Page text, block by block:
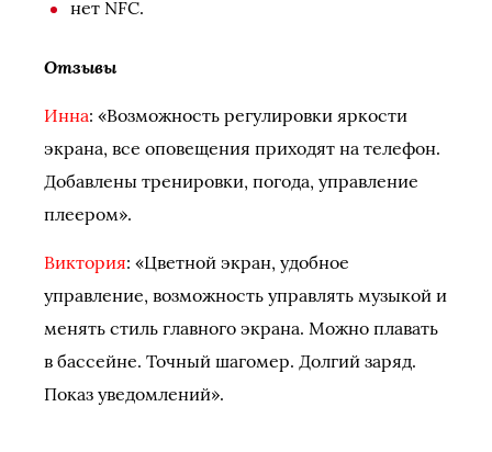
нет NFC.
Отзывы
Инна: «Возможность регулировки яркости
экрана, все оповещения приходят на телефон.
Добавлены тренировки, погода, управление
плеером».
Виктория: «Цветной экран, удобное
управление, возможность управлять музыкой и
менять стиль главного экрана. Можно плавать
в бассейне. Точный шагомер. Долгий заряд.
Показ уведомлений».